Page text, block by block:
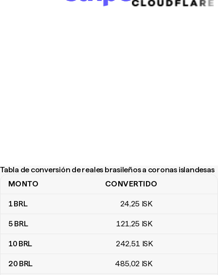
Tabla de conversión de reales brasileños a coronas islandesas
Tabla de conversión de reales brasileños a coronas islandesas
MONTO CONVERTIDO
1BRL 24,25 ISK
5 BRL 121,25 ISK
10 BRL 242,51 ISK
20 BRL 485,02 ISK